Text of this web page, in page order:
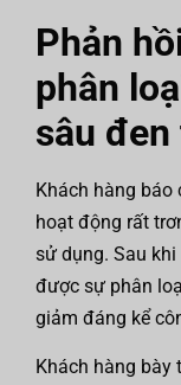
Phản
phân
sâu
Khách hàng báo
hoạt động rất
sử dụng. Sau
được sự phân
giảm đáng kể
Khách hàng bày